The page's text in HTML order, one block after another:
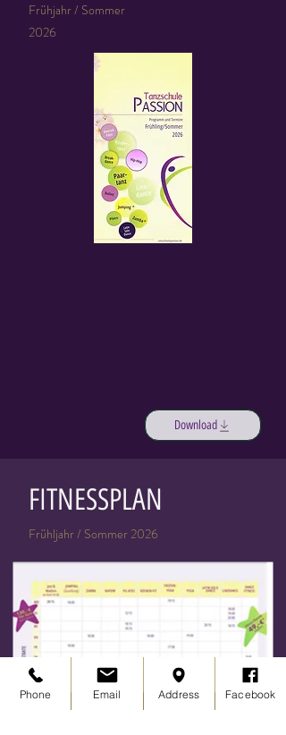
Frühjahr / Sommer
2026
Download
FITNESSPLAN
Frühljahr / Sommer 2026
Phone Email Address Facebook